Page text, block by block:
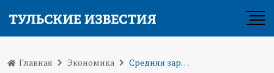
Главная Экономика Средняя зарплата в Тульской области выросла до 83 тысяч рублей